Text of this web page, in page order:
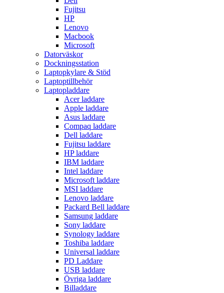
Fujitsu
HP
Lenovo
Macbook
Microsoft
Datorväskor
Dockningsstation
Laptopkylare & Stöd
Laptoptillbehör
Laptopladdare
Acer laddare
Apple laddare
Asus laddare
Compaq laddare
Dell laddare
Fujitsu laddare
HP laddare
IBM laddare
Intel laddare
Microsoft laddare
MSI laddare
Lenovo laddare
Packard Bell laddare
Samsung laddare
Sony laddare
Synology laddare
Toshiba laddare
Universal laddare
PD Laddare
USB laddare
Övriga laddare
Billaddare